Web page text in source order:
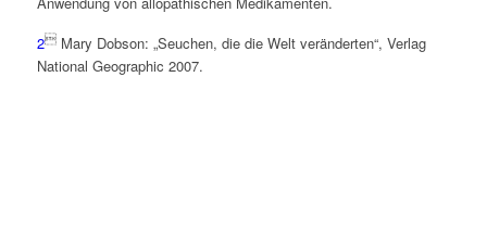
2Mary Dobson: „Seuchen, die die Welt veränderten“, Verlag
National Geographic 2007.